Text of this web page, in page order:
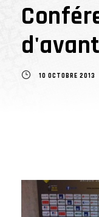
10 OCTOBRE 2013